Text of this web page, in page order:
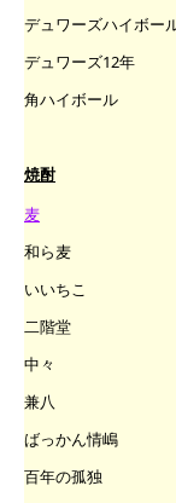
デュワーズハイボー
デュワーズ12年
角ハイボール
焼酎
麦
和ら麦
いいちこ
二階堂
中々
兼八
ばっかん情嶋
百年の孤独